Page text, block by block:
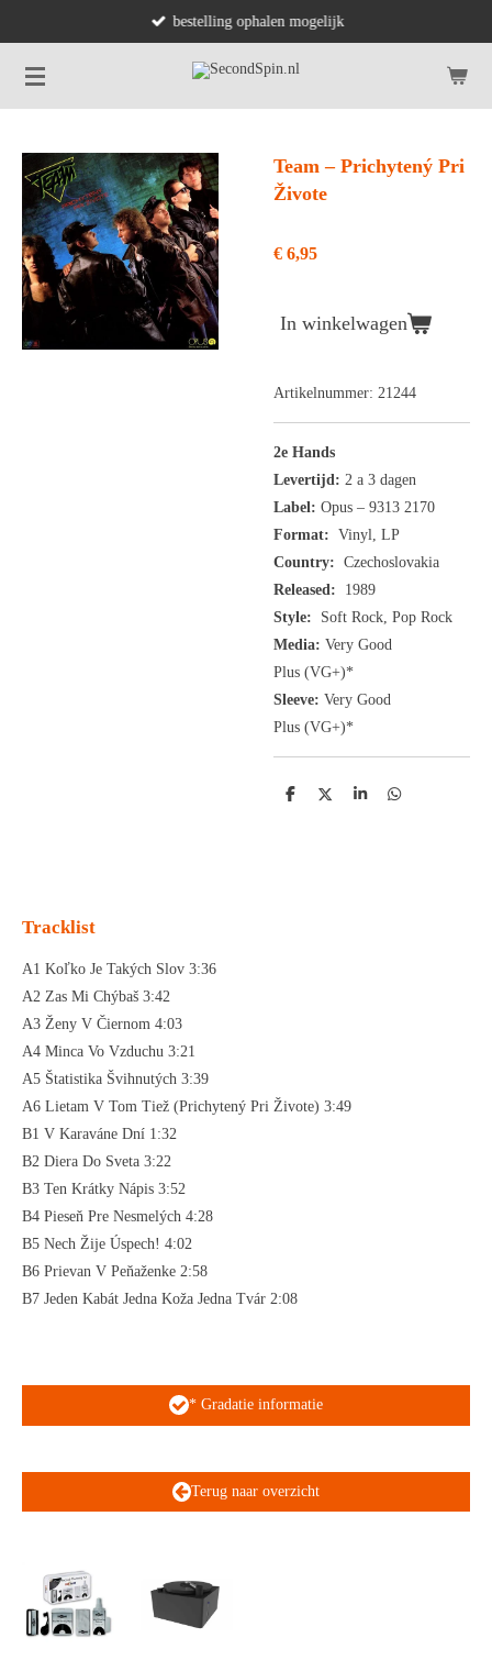
naar
de
bestelling ophalen mogelijk
Team – Prichytený Pri
Živote
€ 6,95
In winkelwagen
Artikelnummer: 21244
2e Hands
Levertijd: 2 a 3 dagen
Label: Opus – 9313 2170
Format: Vinyl, LP
Country: Czechoslovakia
Released: 1989
Style: Soft Rock, Pop Rock
Media: Very Good
Plus (VG+)*
Sleeve: Very Good
Plus (VG+)*
D
D
S
D
Tracklist
A1 Koľko Je Takých Slov 3:36
A2 Zas Mi Chýbaš 3:42
A3 Ženy V Čiernom 4:03
A4 Minca Vo Vzduchu 3:21
A5 Štatistika Švihnutých 3:39
A6 Lietam V Tom Tiež (Prichytený Pri Živote) 3:49
B1 V Karaváne Dní 1:32
B2 Diera Do Sveta 3:22
B3 Ten Krátky Nápis 3:52
B4 Pieseň Pre Nesmelých 4:28
B5 Nech Žije Úspech! 4:02
B6 Prievan V Peňaženke 2:58
B7 Jeden Kabát Jedna Koža Jedna Tvár 2:08
* Gradatie informatie
Terug naar overzicht